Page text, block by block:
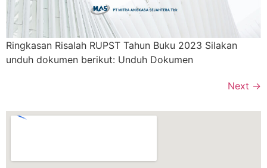
Ringkasan Risalah RUPST Tahun Buku 2023 Silakan
unduh dokumen berikut: Unduh Dokumen
Next →